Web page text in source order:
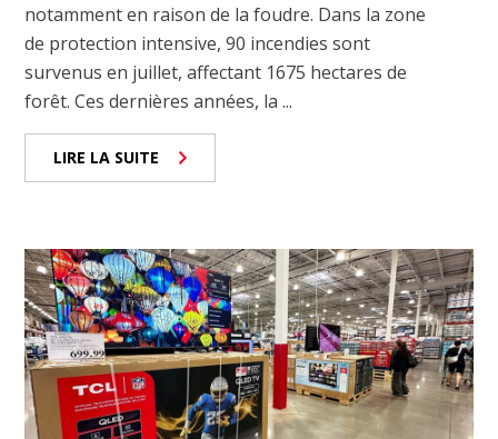
notamment en raison de la foudre. Dans la zone
de protection intensive, 90 incendies sont
survenus en juillet, affectant 1675 hectares de
forêt. Ces dernières années, la ...
LIRE LA SUITE